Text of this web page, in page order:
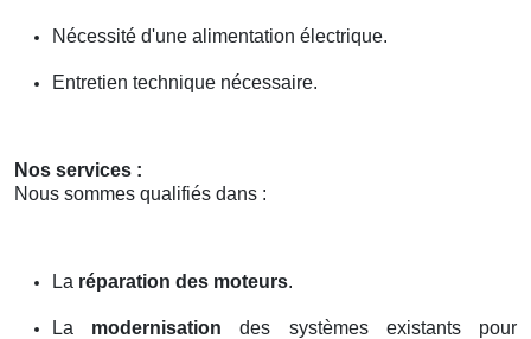
Nécessité d'une alimentation électrique.
Entretien technique nécessaire.
Nos services :
Nous sommes qualifiés dans :
La réparation des moteurs.
La modernisation des systèmes existants pour